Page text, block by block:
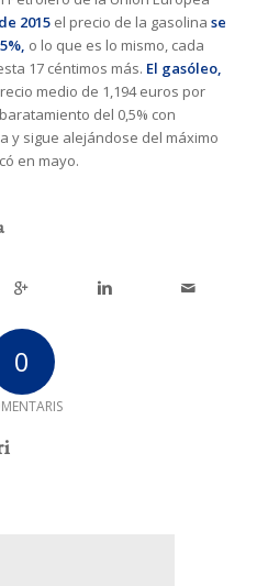
2015el precio de la gasolina se
o lo que es lo mismo, cada
17 céntimos más. El gasóleo,
medio de 1,194 euros por
del 0,5% con
y sigue alejándose del máximo
en mayo.
0